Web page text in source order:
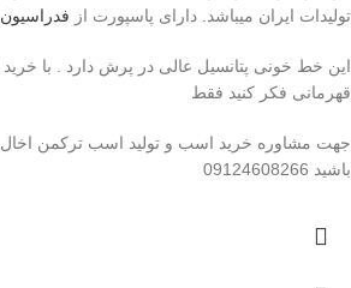
تولیدات ایران میباشد. دارای پاسپورت از
این خط خونی پتانسیل عالی در پرش دارد . با
قهرمانی فکر کنید فقط
جهت مشاوره خرید اسب و تولید اسب ترکمن
باشید 09124608266